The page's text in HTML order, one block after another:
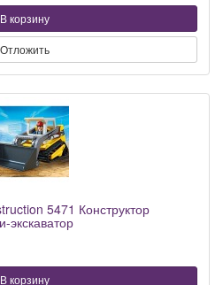
В корзину
Отложить
5471 Конструктор
В корзину